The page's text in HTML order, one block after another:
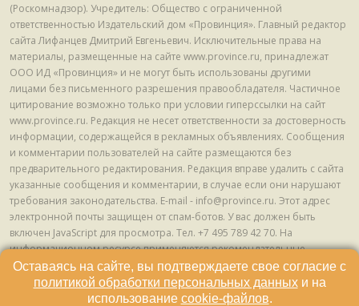
(Роскомнадзор). Учредитель: Общество с ограниченной
ответственностью Издательский дом «Провинция». Главный редактор
сайта Лифанцев Дмитрий Евгеньевич. Исключительные права на
материалы, размещенные на сайте www.province.ru, принадлежат
ООО ИД «Провинция» и не могут быть использованы другими
лицами без письменного разрешения правообладателя. Частичное
цитирование возможно только при условии гиперссылки на сайт
www.province.ru. Редакция не несет ответственности за достоверность
информации, содержащейся в рекламных объявлениях. Сообщения
и комментарии пользователей на сайте размещаются без
предварительного редактирования. Редакция вправе удалить с сайта
указанные сообщения и комментарии, в случае если они нарушают
требования законодательства. E-mail - info@province.ru. Этот адрес
электронной почты защищен от спам-ботов. У вас должен быть
включен JavaScript для просмотра. Tел. +7 495 789 42 70. На
информационном ресурсе применяются рекомендательные
технологии (информационные технологии предоставления
информации на основе сбора, систематизации и анализа сведений,
относящихся к предпочтениям пользователей сети "Интернет",
Оставаясь на сайте, вы подтверждаете свое согласие с
политикой обработки персональных данныхи на
использование cookie-файлов.